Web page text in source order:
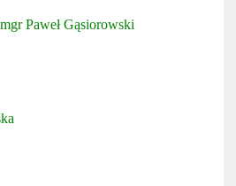
mgr Paweł Gąsiorowski